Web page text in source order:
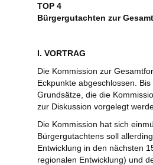
TOP 4
Bürgergutachten zur
I. VORTRAG
Die Kommission zur
Eckpunkte abgeschlossen.
Grundsätze, die die
zur Diskussion vorgelegt
Die Kommission hat sich
Bürgergutachtens soll
Entwicklung in den nächsten
regionalen Entwicklung) und